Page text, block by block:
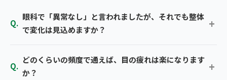
眼科で「異常なし」と言われましたが、それでも整体
で変化は見込めますか？
どのくらいの頻度で通えば、目の疲れは楽になります
か？